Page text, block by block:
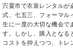
宍粟市で衣装レンタルが
式、七五三、フォーマル
生に一度の大切な機会で
す。しかし、購入となる
コストを抑えつつ、トレ